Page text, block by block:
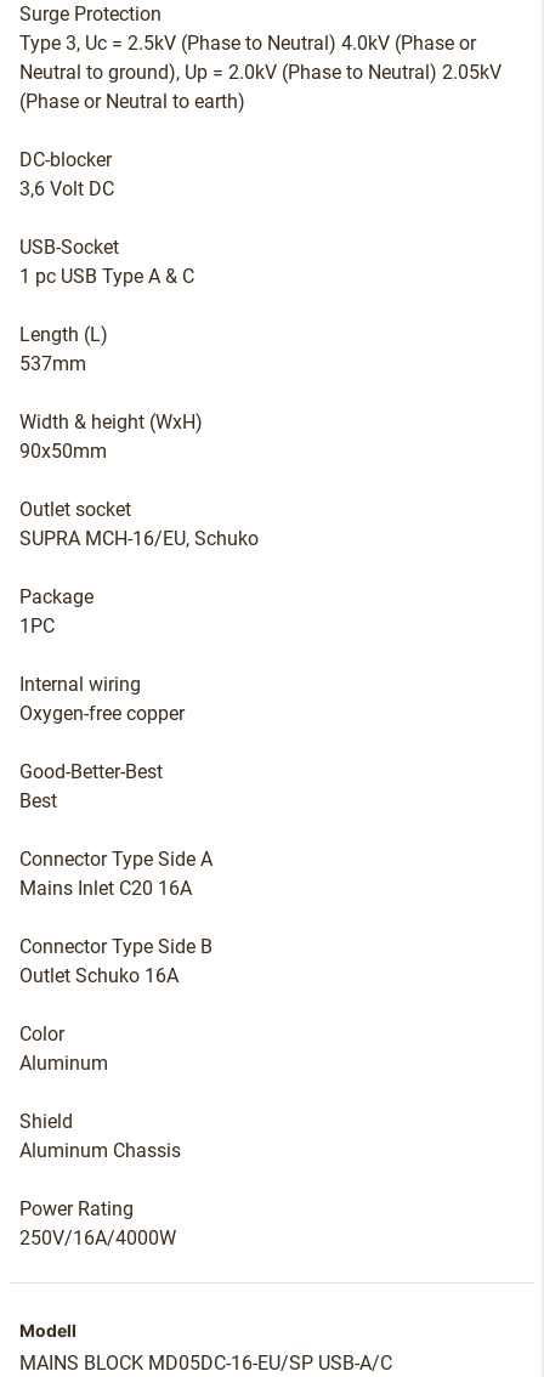
Surge Protection
Type 3, Uc = 2.5kV (Phase to Neutral) 4.0kV (Phase or
Neutral to ground), Up = 2.0kV (Phase to Neutral) 2.05kV
(Phase or Neutral to earth)
DC-blocker
3,6 Volt DC
USB-Socket
1 pc USB Type A & C
Length (L)
537mm
Width & height (WxH)
90x50mm
Outlet socket
SUPRA MCH-16/EU, Schuko
Package
1PC
Internal wiring
Oxygen-free copper
Good-Better-Best
Best
Connector Type Side A
Mains Inlet C20 16A
Connector Type Side B
Outlet Schuko 16A
Color
Aluminum
Shield
Aluminum Chassis
Power Rating
250V/16A/4000W
Modell
MAINS BLOCK MD05DC-16-EU/SP USB-A/C